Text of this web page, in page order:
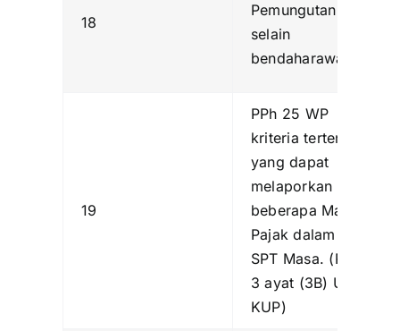
18
Pemungutan
selain
bendaharawan
19
PPh 25 WP
kriteria tertentu
yang dapat
melaporkan
beberapa Masa
Pajak dalam Satu
SPT Masa. (Pasal
3 ayat (3B) UU
KUP)